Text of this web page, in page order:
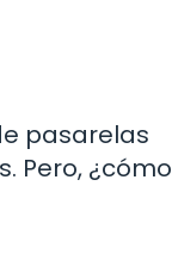
pasarelas
Pero, ¿cómo